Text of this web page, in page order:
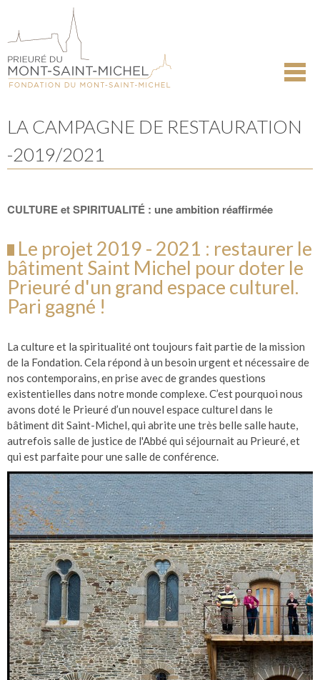
Aller
la
navigation
LA CAMPAGNE DE RESTAURATION
-2019/2021
CULTURE et SPIRITUALITÉ : une ambition réaffirmée
Le projet 2019 - 2021 : restaurer le
bâtiment Saint Michel pour doter le
Prieuré d'un grand espace culturel.
Pari gagné !
La culture et la spiritualité ont toujours fait partie de la mission
de la Fondation. Cela répond à un besoin urgent et nécessaire de
nos contemporains, en prise avec de grandes questions
existentielles dans notre monde complexe. C’est pourquoi nous
avons doté le Prieuré d’un nouvel espace culturel dans le
bâtiment dit Saint-Michel, qui abrite une très belle salle haute,
autrefois salle de justice de l'Abbé qui séjournait au Prieuré, et
qui est parfaite pour une salle de conférence.